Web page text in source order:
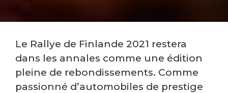
Le Rallye de Finlande 2021 restera
dans les annales comme une édition
pleine de rebondissements. Comme
passionné d’automobiles de prestige